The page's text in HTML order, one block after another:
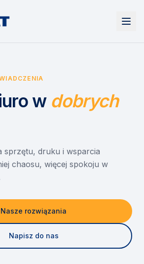
wielofunkcyjne
biurowych
w dobrych
sprzętu, druku i wsparcia
chaosu, więcej spokoju w
Nasze rozwiązania
Napisz do nas